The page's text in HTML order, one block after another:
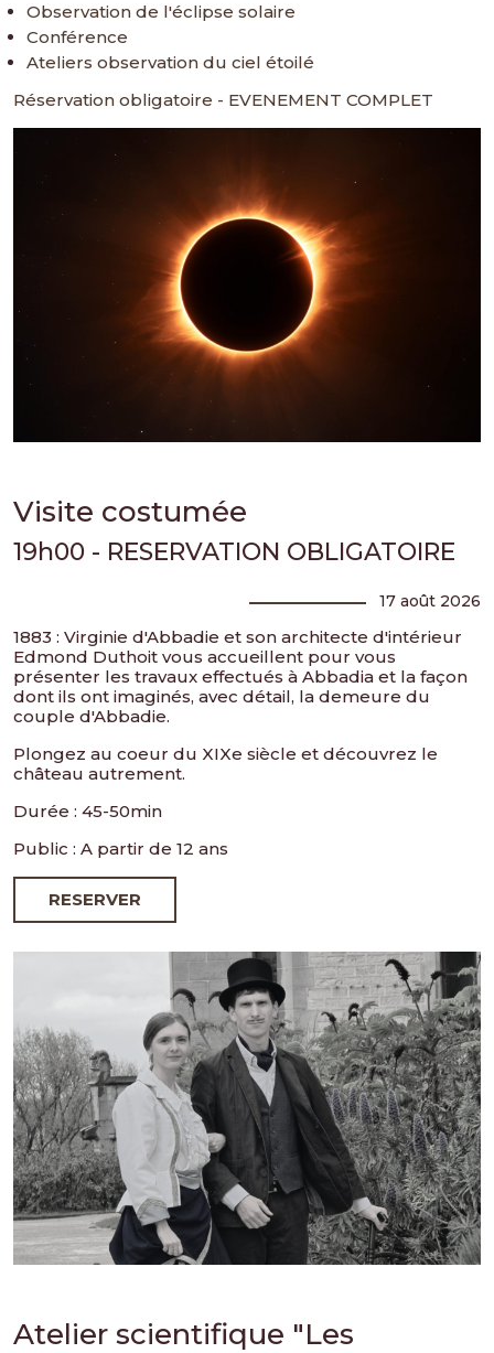
Observation de l'éclipse solaire
Conférence
Ateliers observation du ciel étoilé
Réservation obligatoire - EVENEMENT COMPLET
Visite costumée
17 août 2026
19h00 - RESERVATION OBLIGATOIRE
1883 : Virginie d'Abbadie et son architecte d'intérieur
Edmond Duthoit vous accueillent pour vous
présenter les travaux effectués à Abbadia et la façon
dont ils ont imaginés, avec détail, la demeure du
couple d'Abbadie.
Plongez au coeur du XIXe siècle et découvrez le
château autrement.
Durée : 45-50min
Public : A partir de 12 ans
RESERVER
Atelier scientifique "Les